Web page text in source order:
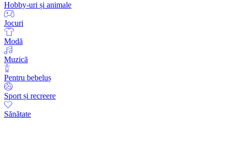
Hobby-uri și animale
Jocuri
Modă
Muzică
Pentru bebeluș
Sport și recreere
Sănătate